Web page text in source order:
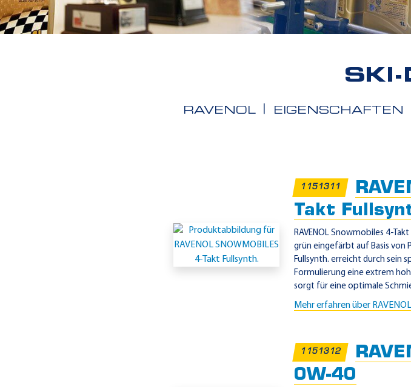
SKI-
RAVENOL EIGENSCHAFTEN
Einsatzgebiete
Ski-
Doo
1151311
Takt
RAVENOL Snowmobiles 4-
grün eingefärbt auf Basis von
Fullsynth. erreicht durch sein
Formulierung eine extrem
sorgt für eine optimale
Mehr erfahren über
1151312
0W-40